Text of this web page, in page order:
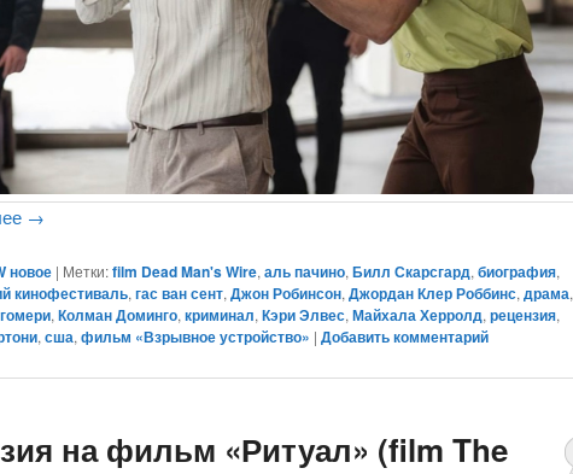
→
новое | Метки: film Dead Man's Wire,аль пачино,Билл Скарсгард,биография,
кинофестиваль,гас ван сент,Джон Робинсон,Джордан Клер Роббинс,драма,
,Колман Доминго,криминал,Кэри Элвес,Майхала Херролд,рецензия,
,сша,фильм «Взрывное устройство» |Добавить комментарий
на фильм «Ритуал» (film The